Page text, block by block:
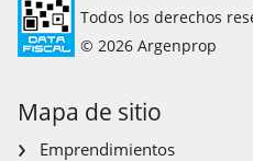
Todos los derechos
© 2026 Argenprop
Mapa de sitio
Emprendimientos